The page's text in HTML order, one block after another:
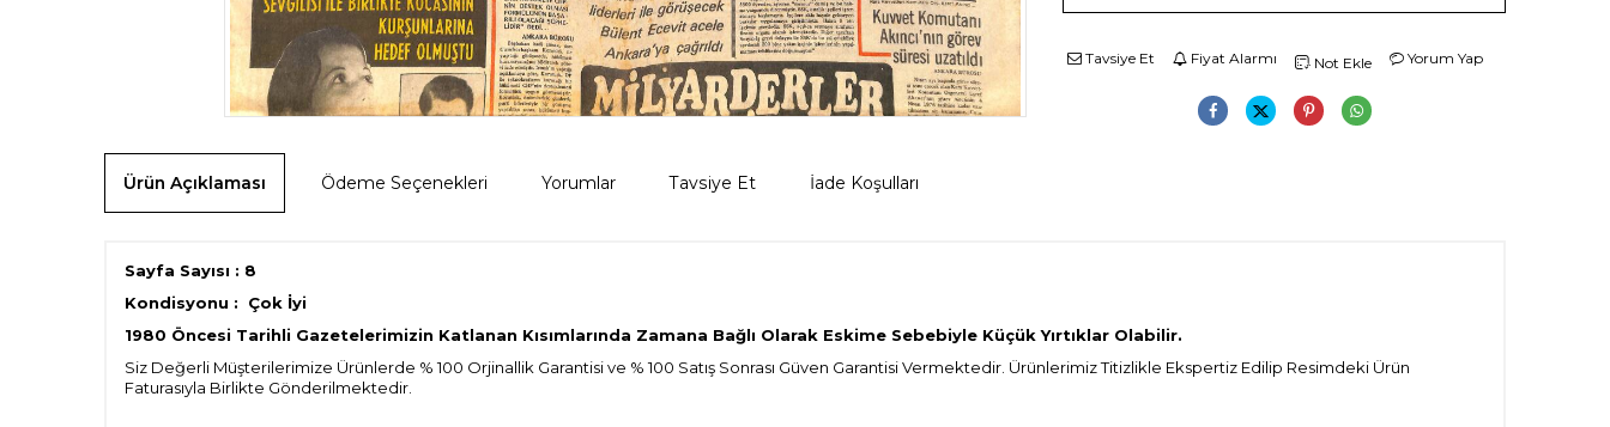
Tavsiye Et Fiyat Alarmı Not Ekle Yorum Yap
Ürün Açıklaması Ödeme Seçenekleri Yorumlar Tavsiye Et İade Koşulları
Sayfa Sayısı : 8
Kondisyonu : Çok İyi
1980 Öncesi Tarihli Gazetelerimizin Katlanan Kısımlarında Zamana Bağlı Olarak Eskime Sebebiyle Küçük Yırtıklar Olabilir.
Siz Değerli Müşterilerimize Ürünlerde % 100 Orjinallik Garantisi ve % 100 Satış Sonrası Güven Garantisi Vermektedir. Ürünlerimiz Titizlikle Ekspertiz Edilip Resimdeki Ürün
Faturasıyla Birlikte Gönderilmektedir.